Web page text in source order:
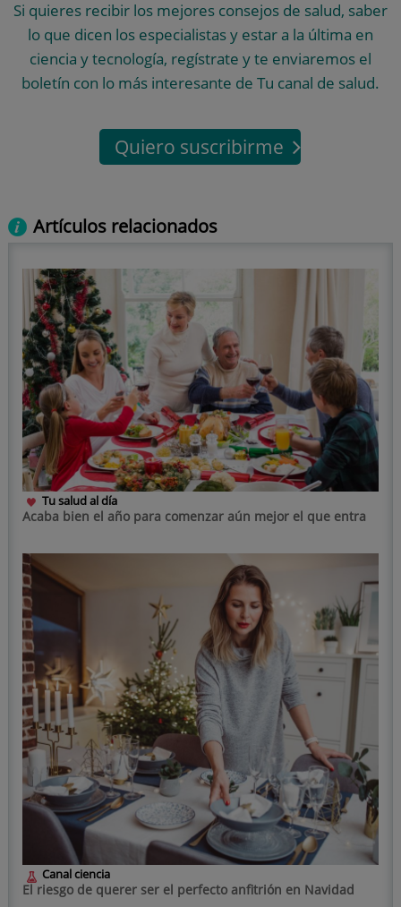
Si quieres recibir los mejores consejos de salud, saber
lo que dicen los especialistas y estar a la última en
ciencia y tecnología, regístrate y te enviaremos el
boletín con lo más interesante de Tu canal de salud.
Quiero suscribirme
Artículos relacionados
Tu salud al día
Acaba bien el año para comenzar aún mejor el que entra
Canal ciencia
El riesgo de querer ser el perfecto anfitrión en Navidad